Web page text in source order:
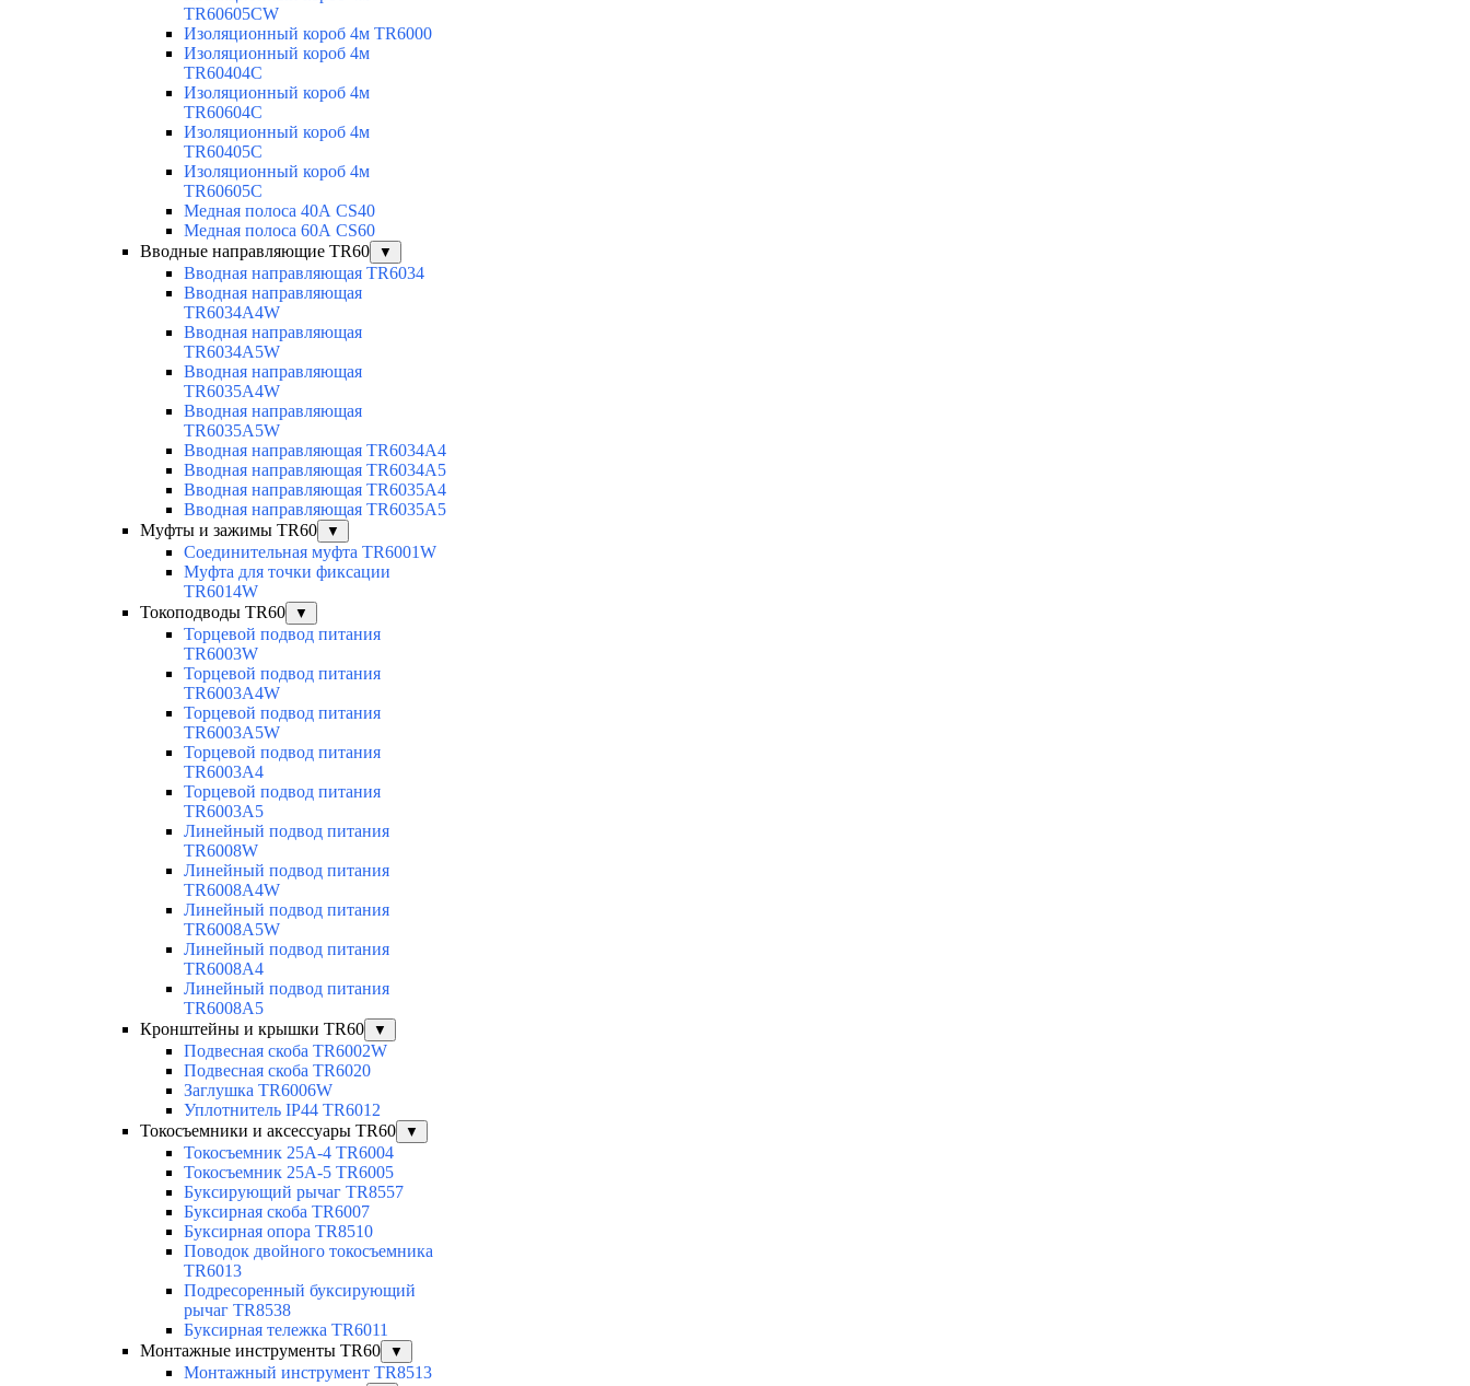
TR60605CW
Изоляционный короб 4м TR6000
Изоляционный короб 4м
TR60404C
Изоляционный короб 4м
TR60604C
Изоляционный короб 4м
TR60405C
Изоляционный короб 4м
TR60605C
Медная полоса 40А CS40
Медная полоса 60А CS60
Вводные направляющие TR60
▼
Вводная направляющая TR6034
Вводная направляющая
TR6034A4W
Вводная направляющая
TR6034A5W
Вводная направляющая
TR6035A4W
Вводная направляющая
TR6035A5W
Вводная направляющая TR6034A4
Вводная направляющая TR6034A5
Вводная направляющая TR6035A4
Вводная направляющая TR6035A5
Муфты и зажимы TR60
▼
Соединительная муфта TR6001W
Муфта для точки фиксации
TR6014W
Токоподводы TR60
▼
Торцевой подвод питания
TR6003W
Торцевой подвод питания
TR6003A4W
Торцевой подвод питания
TR6003A5W
Торцевой подвод питания
TR6003A4
Торцевой подвод питания
TR6003A5
Линейный подвод питания
TR6008W
Линейный подвод питания
TR6008A4W
Линейный подвод питания
TR6008A5W
Линейный подвод питания
TR6008A4
Линейный подвод питания
TR6008A5
Кронштейны и крышки TR60
▼
Подвесная скоба TR6002W
Подвесная скоба TR6020
Заглушка TR6006W
Уплотнитель IP44 TR6012
Токосъемники и аксессуары TR60
▼
Токосъемник 25А-4 TR6004
Токосъемник 25А-5 TR6005
Буксирующий рычаг TR8557
Буксирная скоба TR6007
Буксирная опора TR8510
Поводок двойного токосъемника
TR6013
Подресоренный буксирующий
рычаг TR8538
Буксирная тележка TR6011
Монтажные инструменты TR60
▼
Монтажный инструмент TR8513